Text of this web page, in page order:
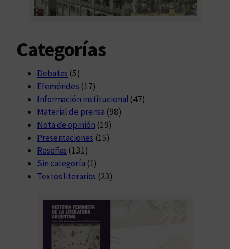
e
V
l
l
a
M
a
r
í
a
Categorías
Debates (5)
Efemérides (17)
Información institucional (47)
Material de prensa (98)
Nota de opinión (19)
Presentaciones (15)
Reseñas (131)
Sin categoría (1)
Textos literarios (23)